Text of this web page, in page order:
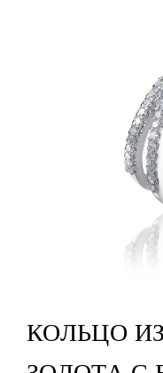
КОЛЬЦО